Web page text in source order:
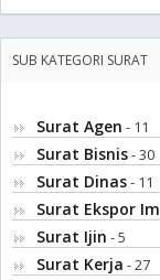
SUB KATEGORI SURAT
Surat Agen - 11
Surat Bisnis- 30
Surat Dinas- 11
Surat Ekspor
Surat Ijin - 5
Surat Kerja - 27